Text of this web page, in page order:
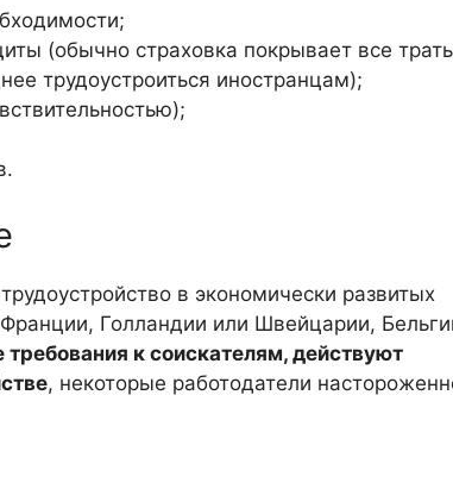
(обычно страховка покрывает все
трудоустроиться иностранцам);
в экономически развитых
Голландии или Швейцарии,
требования к соискателям, действуют
, некоторые работодатели